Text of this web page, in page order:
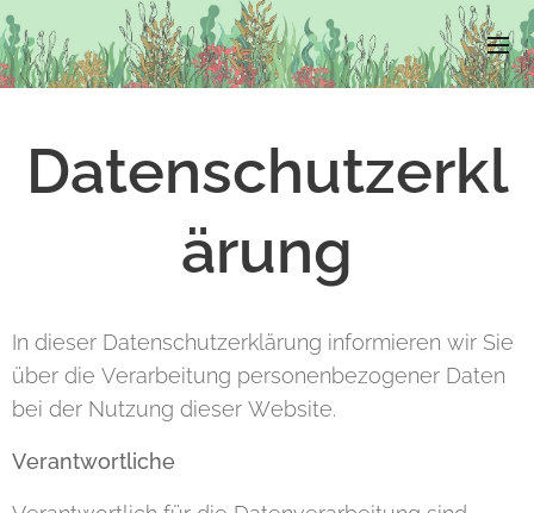
Datenschutzerkl
ärung
In dieser Datenschutzerklärung informieren wir Sie
über die Verarbeitung personenbezogener Daten
bei der Nutzung dieser Website.
Verantwortliche